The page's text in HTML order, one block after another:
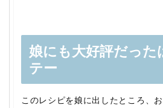
娘にも大好評だった
テー
このレシピを娘に出したところ、